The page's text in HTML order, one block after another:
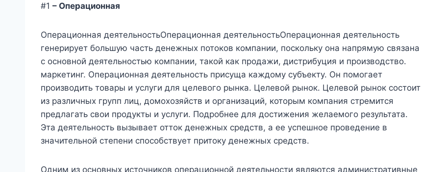
#1 – Операционная
Операционная деятельностьОперационная деятельностьОперационная деятельность
генерирует большую часть денежных потоков компании, поскольку она напрямую связана
с основной деятельностью компании, такой как продажи, дистрибуция и производство.
маркетинг. Операционная деятельность присуща каждому субъекту. Он помогает
производить товары и услуги для целевого рынка. Целевой рынок. Целевой рынок состоит
из различных групп лиц, домохозяйств и организаций, которым компания стремится
предлагать свои продукты и услуги. Подробнее для достижения желаемого результата.
Эта деятельность вызывает отток денежных средств, а ее успешное проведение в
значительной степени способствует притоку денежных средств.
Одним из основных источников операционной деятельности являются административные